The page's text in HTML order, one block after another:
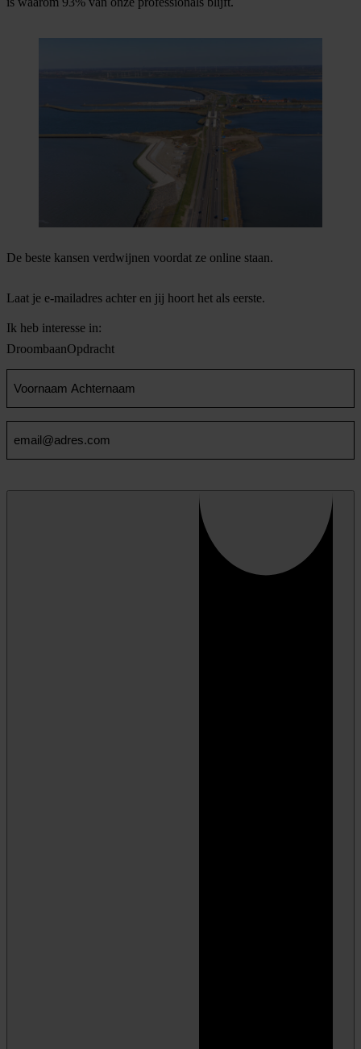
De beste kansen verdwijnen voordat ze online staan.
Laat je e-mailadres achter en jij hoort het als eerste.
Ik heb interesse in:
DroombaanOpdracht
en
Achternaam
(Vereist)